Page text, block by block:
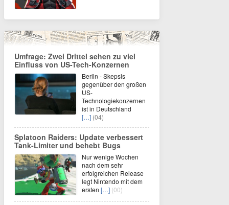
Umfrage: Zwei Drittel sehen zu viel
Einfluss von US-Tech-Konzernen
Berlin - Skepsis
gegenüber den großen
US-
Technologiekonzernen
ist in Deutschland
[…] (04)
Splatoon Raiders: Update verbessert
Tank-Limiter und behebt Bugs
Nur wenige Wochen
nach dem sehr
erfolgreichen Release
legt Nintendo mit dem
ersten […] (00)